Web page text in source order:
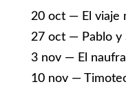
20 oct — El viaje
27 oct — Pablo y
3 nov — El
10 nov —